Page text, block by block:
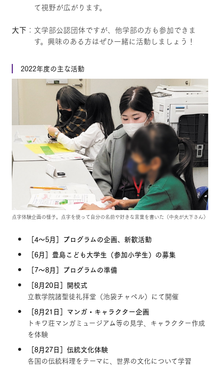
て視野が広がります。
大下 ：文学部公認団体ですが、他学部の方も参加できま
す。興味のある方はぜひ一緒に活動しましょう！
2022年度の主な活動
点字体験企画の様子。点字を使って自分の名前や好きな言葉を書いた（中央が大下さん）
［4～5月］プログラムの企画、新歓活動
［6月］豊島こども大学生（参加小学生）の募集
［7～8月］プログラムの準備
［8月20日］開校式
立教学院諸聖徒礼拝堂（池袋チャペル）にて開催
［8月21日］マンガ・キャラクター企画
トキワ荘マンガミュージアム等の見学、キャラクター作成
を体験
［8月27日］伝統文化体験
各国の伝統料理をテーマに、世界の文化について学習